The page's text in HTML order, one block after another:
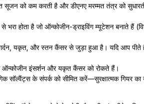
सूजन को कम करती है और डीएनए मरम्मत तंत्र को
से भरा होता है जो ऑन्कोजीन-ड्राइविंग म्यूटेशन बनाते
यकृत, और स्तन कैंसर से जुड़ा हुआ है। यदि आप पीते
ऑन्कोजीन इंसर्शन और यकृत कैंसर को रोकते हैं।
सॉल्वैंट्स के संपर्क को सीमित करें—सुरक्षात्मक गियर का